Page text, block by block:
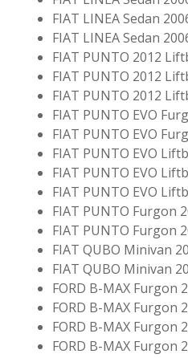
FIAT LINEA Sedan
FIAT LINEA Sedan
FIAT PUNTO 2012
FIAT PUNTO 2012
FIAT PUNTO 2012
FIAT PUNTO EVO
FIAT PUNTO EVO
FIAT PUNTO EVO
FIAT PUNTO EVO
FIAT PUNTO EVO
FIAT PUNTO Furgon
FIAT PUNTO Furgon
FIAT QUBO Minivan
FIAT QUBO Minivan
FORD B-MAX Furgon
FORD B-MAX Furgon
FORD B-MAX Furgon
FORD B-MAX Furgon